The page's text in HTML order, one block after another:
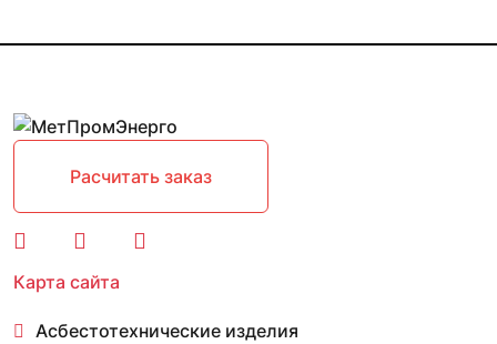
Расчитать заказ
Карта сайта
Асбестотехнические изделия